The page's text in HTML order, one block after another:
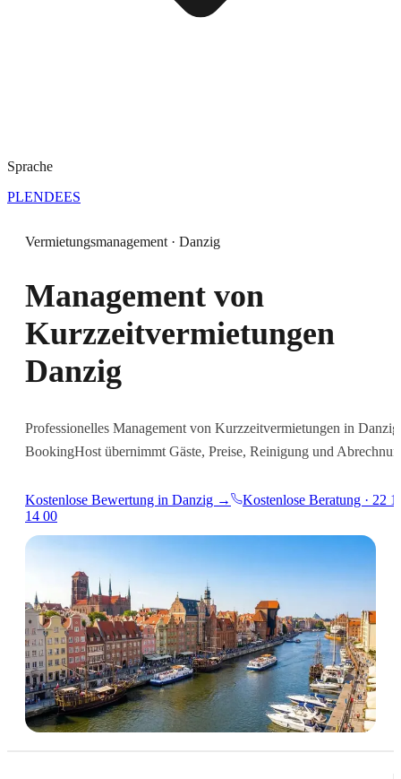
Sprache
PLENDEES
Vermietungsmanagement · Danzig
Management von
Kurzzeitvermietungen
Danzig
Professionelles Management von Kurzzeitvermietungen in
BookingHost übernimmt Gäste, Preise, Reinigung und
Kostenlose Bewertung in Danzig →
Kostenlose Beratung · 22
14 00